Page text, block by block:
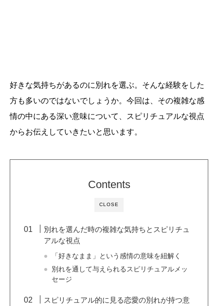
好きな気持ちがあるのに別れを選ぶ。そんな経験をした
方も多いのではないでしょうか。今回は、その複雑な感
情の中にある深い意味について、スピリチュアルな視点
からお伝えしていきたいと思います。
CLOSE
Contents
別れを選んだ時の複雑な気持ちとスピリチュ
アルな視点
「好きなまま」という感情の意味を紐解く
別れを通して与えられるスピリチュアルメッ
セージ
スピリチュアル的に見る恋愛の別れが持つ意